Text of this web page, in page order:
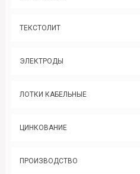
ТЕКСТОЛИТ
ЭЛЕКТРОДЫ
ЛОТКИ КАБЕЛЬНЫЕ
ЦИНКОВАНИЕ
ПРОИЗВОДСТВО